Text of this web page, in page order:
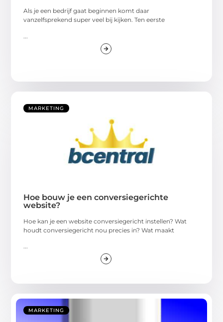
Als je een bedrijf gaat beginnen komt daar
vanzelfsprekend super veel bij kijken. Ten eerste
MARKETING
Hoe bouw je een conversiegerichte
website?
Hoe kan je een website conversiegericht instellen? Wat
houdt conversiegericht nou precies in? Wat maakt
...
MARKETING